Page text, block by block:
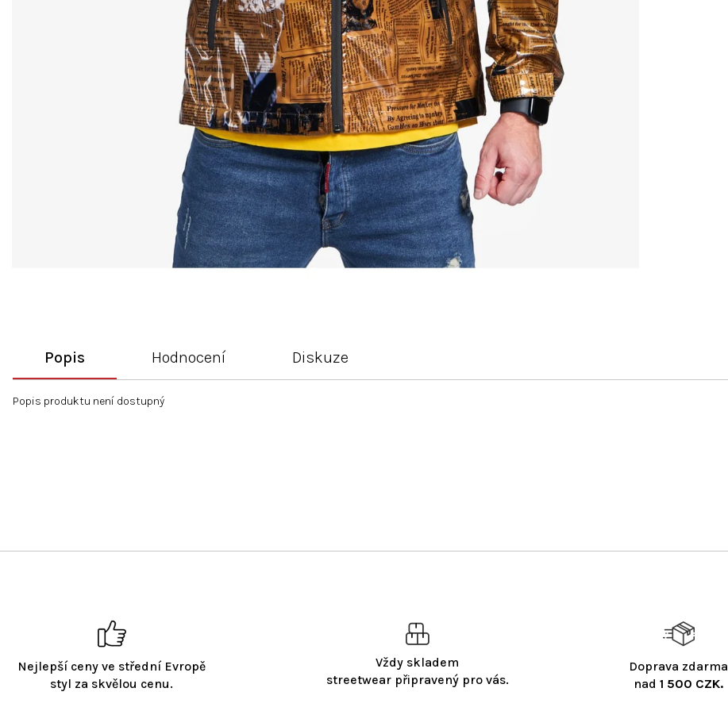
Nejlepší ceny ve střední Evropě
styl za skvělou cenu.
Vždy skladem
streetwear připravený pro vás.
Doprava zdarma
nad1 500 CZK.
Popis Hodnocení Diskuze
Popis produktu není dostupný